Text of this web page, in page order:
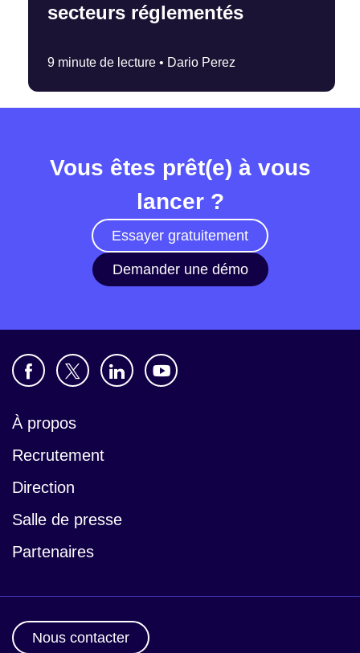
secteurs réglementés
9 minute de lecture • Dario Perez
Vous êtes prêt(e) à vous
lancer ?
Essayer gratuitement
Demander une démo
À propos
Recrutement
Direction
Salle de presse
Partenaires
Nous contacter